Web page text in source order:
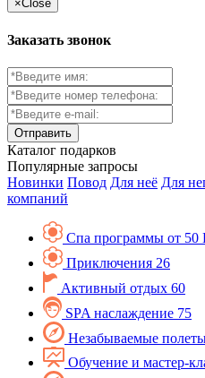
×Close
Заказать звонок
Каталог подарков
Популярные запросы
Новинки Повод Для неё Для
компаний
Спа программы от 50
Приключения 26
Активный отдых 60
SPA наслаждение 75
Незабываемые
Обучение и мастер-